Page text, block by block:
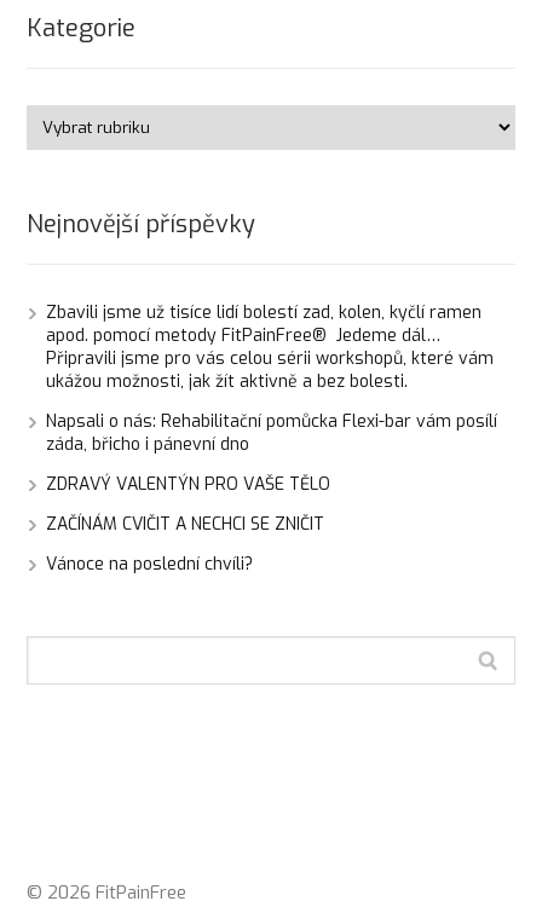
Kategorie
Nejnovější příspěvky
Zbavili jsme už tisíce lidí bolestí zad, kolen, kyčlí ramen
apod. pomocí metody FitPainFree® Jedeme dál…
Připravili jsme pro vás celou sérii workshopů, které vám
ukážou možnosti, jak žít aktivně a bez bolesti.
Napsali o nás: Rehabilitační pomůcka Flexi-bar vám posílí
záda, břicho i pánevní dno
ZDRAVÝ VALENTÝN PRO VAŠE TĚLO
ZAČÍNÁM CVIČIT A NECHCI SE ZNIČIT
Vánoce na poslední chvíli?
© 2026 FitPainFree